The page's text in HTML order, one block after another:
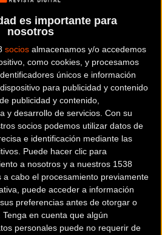
es importante para
nosotros
socios almacenamos y/o accedemos
como cookies, y procesamos
únicos e información
para publicidad y contenido
publicidad y contenido,
y desarrollo de servicios. Con su
socios podemos utilizar datos de
e identificación mediante las
Puede hacer clic para
a nosotros y a nuestros 1538
a cabo el procesamiento previamente
puede acceder a información
preferencias antes de otorgar o
Tenga en cuenta que algún
personales puede no requerir de
IR AL COMPARADOR
tipo
MTB - RÍGIDA
TANDEM
BMX
EBIKES - URBAN
MTB - ENDURO